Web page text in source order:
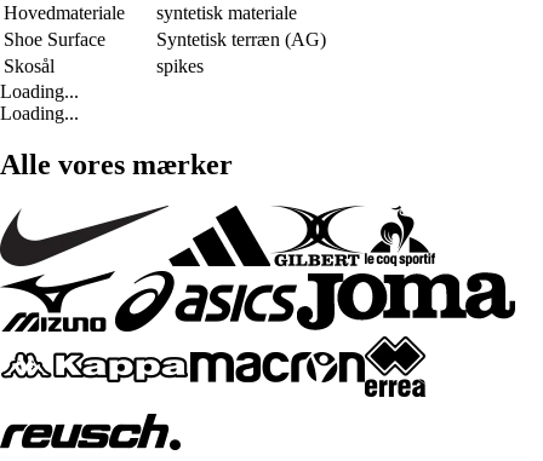
Hovedmateriale
syntetisk materiale
Shoe Surface
Syntetisk terræn (AG)
Skosål
spikes
Loading...
Loading...
Alle vores mærker